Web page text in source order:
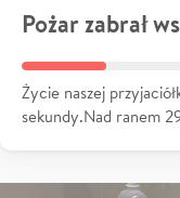
Pożar zabrał
Życie naszej
sekundy.Nad ranem